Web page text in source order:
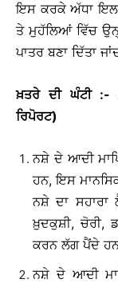
ਇਸ ਕਰਕੇ ਅੱਧਾ
ਤੇ ਮੁਹੱਲਿਆਂ ਵਿੱਚ
ਪਾਤਰ ਬਣਾ ਦਿੱਤਾ
ਖ਼ਤਰੇ ਦੀ ਘੰਟੀ:-
ਰਿਪੋਰਟ)
ਨਸ਼ੇ ਦੇ ਆਦੀ
ਹਨ, ਇਸ
ਨਸ਼ੇ ਦਾ
ਖ਼ੁਦਕੁਸ਼ੀ, ਚੋਰੀ,
ਕਰਨ ਲੱਗ ਪੈਂਦੇ
ਨਸ਼ੇ ਦੇ ਆਦੀ